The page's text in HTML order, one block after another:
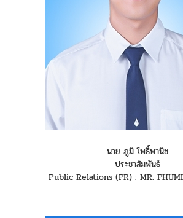
นาย ภูมิ โพธิ์พานิช
ประชาสัมพันธ์
Public Relations (PR) : MR.